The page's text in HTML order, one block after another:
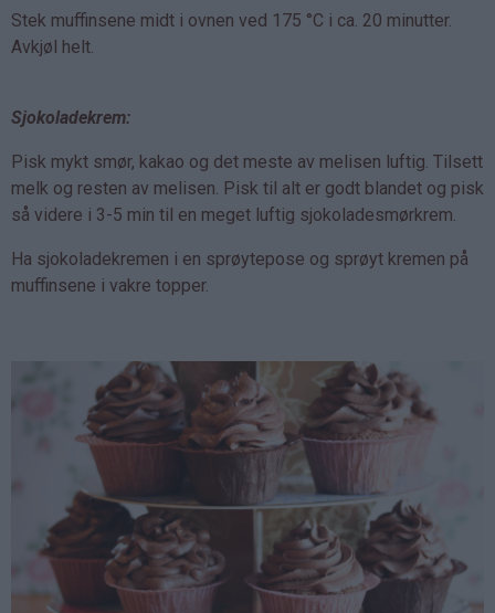
Stek muffinsene midt i ovnen ved 175 °C i ca. 20 minutter.
Avkjøl helt.
Sjokoladekrem:
Pisk mykt smør, kakao og det meste av melisen luftig. Tilsett
melk og resten av melisen. Pisk til alt er godt blandet og pisk
så videre i 3-5 min til en meget luftig sjokoladesmørkrem.
Ha sjokoladekremen i en sprøytepose og sprøyt kremen på
muffinsene i vakre topper.